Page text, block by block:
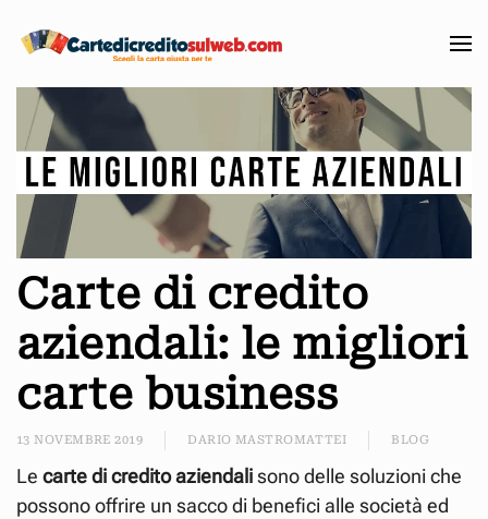
Passa
al
contenuto
principale
Carte di credito
aziendali: le migliori
carte business
13 NOVEMBRE 2019 DARIO MASTROMATTEI BLOG
Le carte di credito aziendalisono delle soluzioni che
possono offrire un sacco di benefici alle società ed